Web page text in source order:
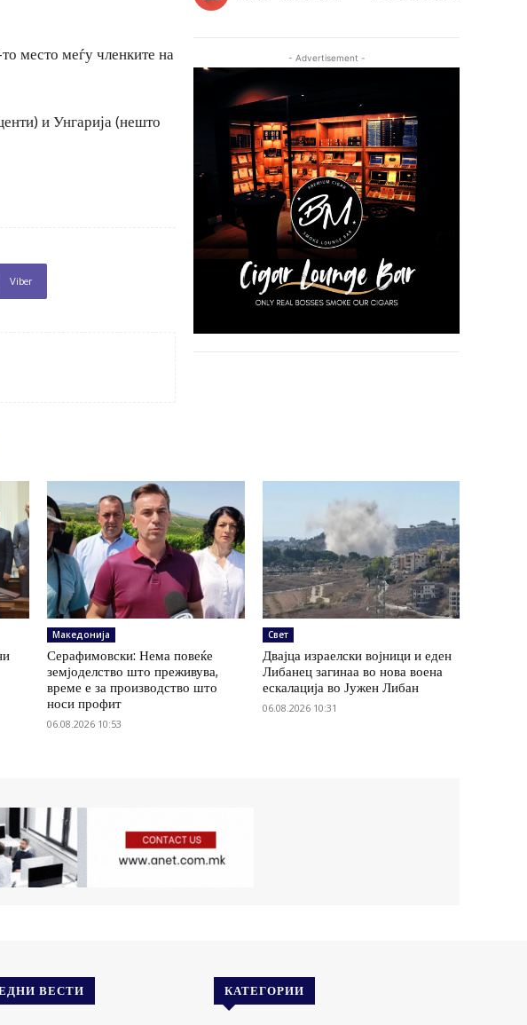
место меѓу членките на
и Унгарија (нешто
Viber
- Advertisement -
Македонија
Серафимовски: Нема повеќе
земјоделство што преживува,
време е за производство што
носи профит
06.08.2026 10:53
Свет
Двајца израелски војници и еден
Либанец загинаа во нова воена
ескалација во Јужен Либан
06.08.2026 10:31
ВЕСТИ КАТЕГОРИИ